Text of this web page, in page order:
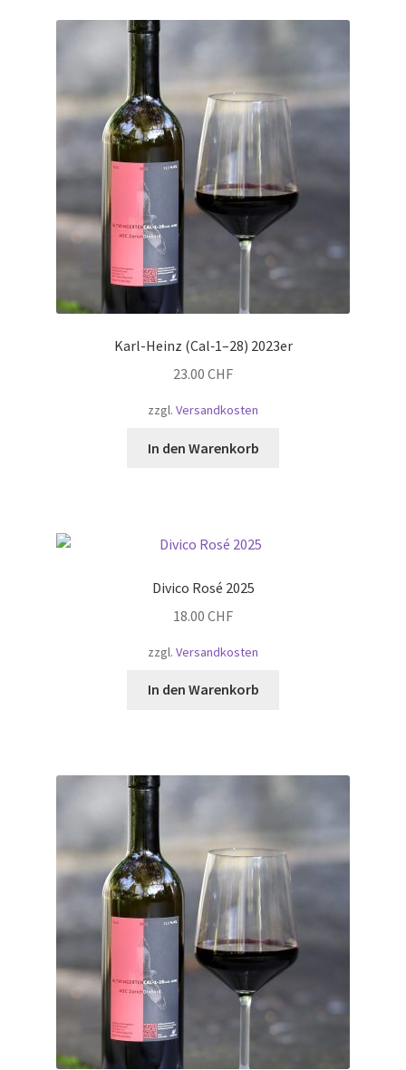
Karl-Heinz (Cal‑1–28) 2023er
23.00 CHF
zzgl. Versandkosten
In den Warenkorb
Divico Rosé 2025
18.00 CHF
zzgl. Versandkosten
In den Warenkorb